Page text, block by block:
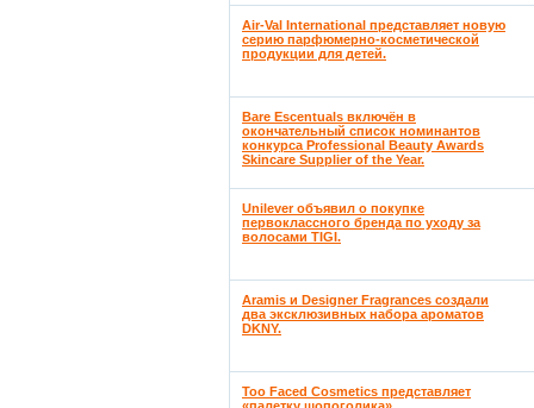
Air-Val International представляет новую
серию парфюмерно-косметической
продукции для детей.
Bare Escentuals включён в
окончательный список номинантов
конкурса Professional Beauty Awards
Skincare Supplier of the Year.
Unilever объявил о покупке
первоклассного бренда по уходу за
волосами TIGI.
Aramis и Designer Fragrances создали
два эксклюзивных набора ароматов
DKNY.
Too Faced Cosmetics представляет